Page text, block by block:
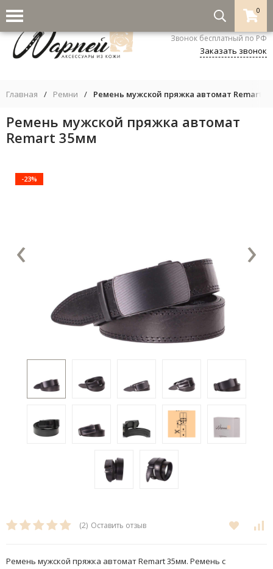
0
8-800-333-5530
Звонок бесплатный по РФ
Заказать звонок
Главная / Ремни / Ремень мужской пряжка автомат Remart
Ремень мужской пряжка автомат
Remart 35мм
-23%
‹ ›
(2) Оставить отзыв
Ремень мужской пряжка автомат Remart 35мм. Ремень с